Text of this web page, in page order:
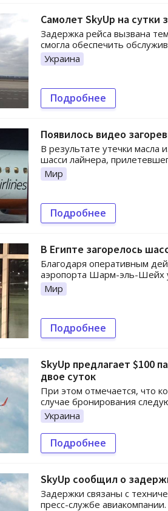
Самолет SkyUp на сутки
Задержка рейса вызвана
смогла обеспечить
Украина
Подробнее
Появилось видео
В результате утечки масла
шасси лайнера,
Мир
Подробнее
В Египте загорелось
Благодаря оперативным
аэропорта Шарм-эль-Шейх
Мир
Подробнее
SkyUp предлагает $100
двое суток
При этом отмечается, что
случае бронирования
Украина
Подробнее
SkyUp сообщил о
Задержки связаны с
пресс-службе авиакомпании.